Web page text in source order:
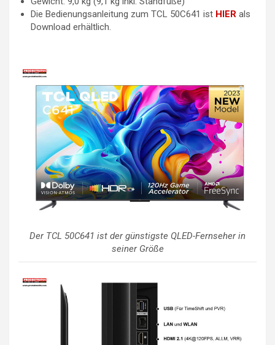
Die Bedienungsanleitung zum TCL 50C641 ist HIER als
Download erhältlich.
Der TCL 50C641 ist der günstigste QLED-Fernseher in
seiner Größe